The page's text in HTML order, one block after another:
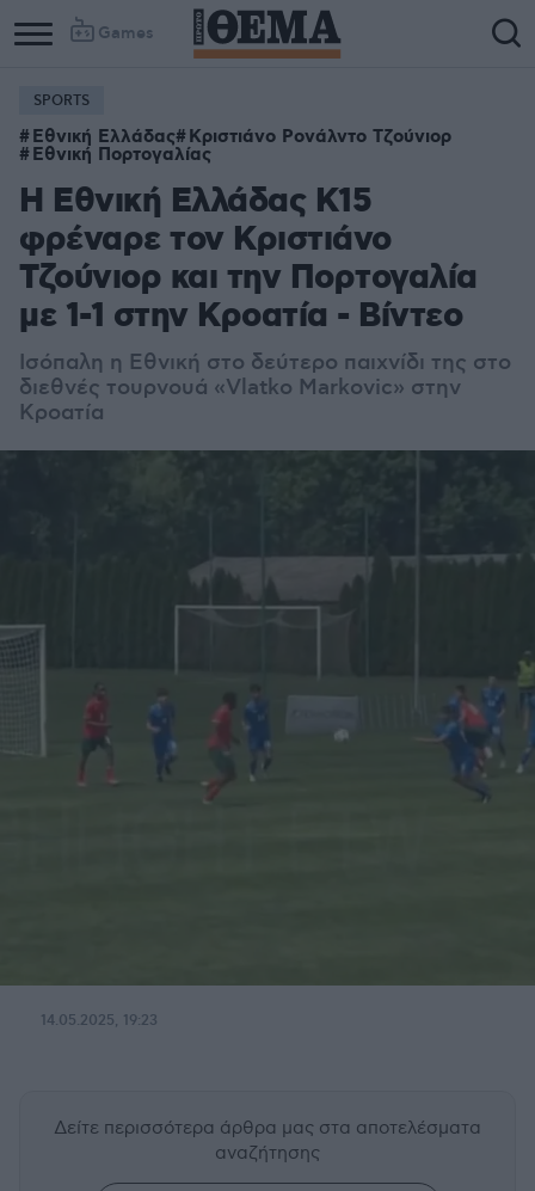
Games
SPORTS
Εθνική Ελλάδας Κριστιάνο Ρονάλντο Τζούνιορ
Εθνική Πορτογαλίας
Η Εθνική Ελλάδας Κ15
φρέναρε τον Κριστιάνο
Τζούνιορ και την Πορτογαλία
με 1-1 στην Κροατία - Βίντεο
Ισόπαλη η Εθνική στο δεύτερο παιχνίδι της στο
διεθνές τουρνουά «Vlatko Markovic» στην
Κροατία
14.05.2025, 19:23
Δείτε περισσότερα άρθρα μας στα αποτελέσματα
αναζήτησης